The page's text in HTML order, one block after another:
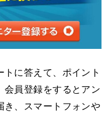
トに答えて、ポイント
会員登録をするとアン
き、スマートフォンや